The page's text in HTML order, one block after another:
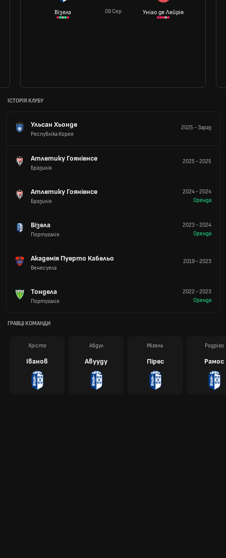
Візела 09 Сер Уніао де Лейрія
ІСТОРІЯ КЛУБУ
Ульсан Хьонде
Республіка Корея
2025 -Зараз
Атлетику Гояніенсе
Бразилія
2025 -2025
Атлетику Гояніенсе
Бразилія
2024-2024
Оренда
Візела
Португалія
2023-2024
Оренда
Академія Пуерто Кабельо
Венесуела
2019-2023
Тондела
Португалія
2022-2023
Оренда
ГРАВЦІ КОМАНДИ
Хрісто
Іванов
Абдул
Авууду
Мігель
Пірес
Родріго
Рамос